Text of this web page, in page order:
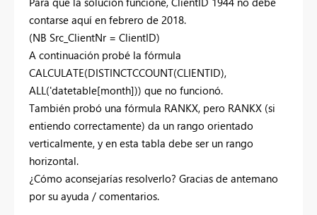
contarse aquí en febrero de 2018.
(NB Src_ClientNr = ClientID)
A continuación probé la fórmula
CALCULATE(DISTINCTCCOUNT(CLIENTID),
ALL('datetable[month])) que no funcionó.
También probó una fórmula RANKX, pero RANKX (si
entiendo correctamente) da un rango orientado
verticalmente, y en esta tabla debe ser un rango
horizontal.
¿Cómo aconsejarías resolverlo? Gracias de antemano
por su ayuda / comentarios.